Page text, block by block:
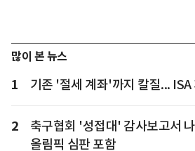
많이 본 뉴스
1 기존 '절세 계좌'까지 칼질...
2
축구협회 '성접대' 감사보고서
올림픽 심판 포함